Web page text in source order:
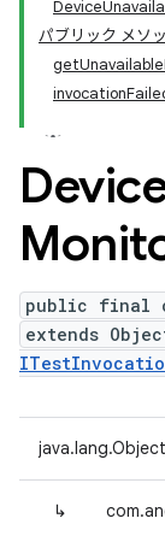
パブリック メソ
public final
extends
java.lang.Object
↳